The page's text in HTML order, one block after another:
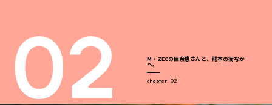
M・ZECの佳奈恵さんと、熊本の街なか
へ。
chapter. 02